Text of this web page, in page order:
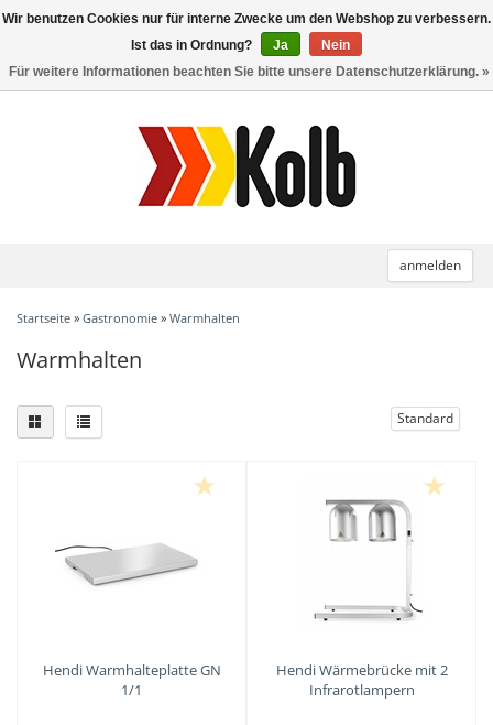
anmelden
Toggle
Startseite » Gastronomie » Warmhalten
Warmhalten
Standard
HendiWarmhalteplatte GN
1/1
HendiWärmebrücke mit 2
Infrarotlampern
Wir benutzen Cookies nur für interne Zwecke um den Webshop zu verbessern.
Ist das in Ordnung?
Ja
Nein
Für weitere Informationen beachten Sie bitte unsere Datenschutzerklärung. »